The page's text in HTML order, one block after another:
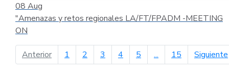
08 Aug
"Amenazas y retos regionales LA/FT/FPADM -MEETING
ON
Anteriorpágina anterior
1 2 3 4 5 ... 15 Siguiente